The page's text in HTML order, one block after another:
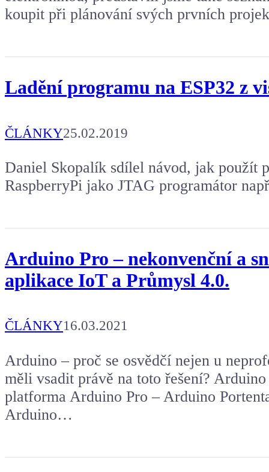
koupit při plánování svých prvních
Ladění programu na ESP32 z
ČLÁNKY25.02.2019
Daniel Skopalík sdílel návod, jak použít
RaspberryPi jako JTAG programátor
Arduino Pro – nekonvenční a
aplikace IoT a Průmysl 4.0.
ČLÁNKY16.03.2021
Arduino – proč se osvědčí nejen u
měli vsadit právě na toto řešení?
platforma Arduino Pro – Arduino
Arduino…